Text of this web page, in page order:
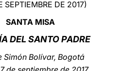
LATINE
SEPTIEMBRE DE 2017)
SANTA MISA
DEL SANTO PADRE
Simón Bolívar, Bogotá